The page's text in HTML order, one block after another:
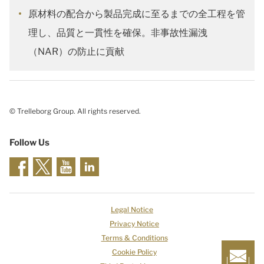
原材料の配合から製品完成に至るまでの全工程を管
理し、品質と一貫性を確保。非事故性漏洩
（NAR）の防止に貢献
© Trelleborg Group. All rights reserved.
Follow Us
Legal Notice
Privacy Notice
Terms & Conditions
Cookie Policy